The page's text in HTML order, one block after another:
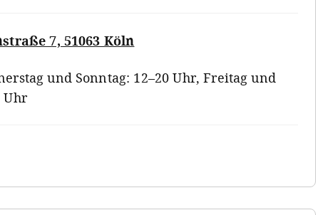
7, 51063 Köln
und Sonntag: 12–20 Uhr, Freitag und
Uhr